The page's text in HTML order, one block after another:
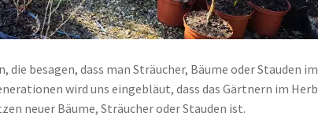
besagen, dass man Sträucher, Bäume oder Stauden im
wird uns eingebläut, dass das Gärtnern im
neuer Bäume, Sträucher oder Stauden ist.